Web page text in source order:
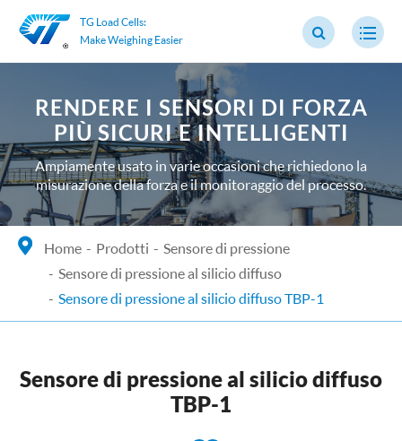
TG Load Cells:
Make Weighing Easier
RENDERE I SENSORI DI FORZA
PIÙ SICURI E INTELLIGENTI
Ampiamente usato in varie occasioni che richiedono la
misurazione della forza e il monitoraggio del processo.
Home Prodotti
Sensore di pressione
Sensore di pressione al silicio diffuso
Sensore di pressione al silicio diffuso TBP-1
Sensore di pressione al silicio diffuso
TBP-1